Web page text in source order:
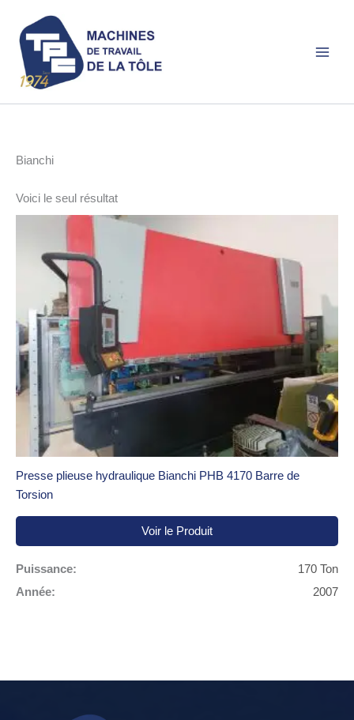
contenu
Bianchi
Voici le seul résultat
Presse plieuse hydraulique Bianchi PHB 4170 Barre de
Torsion
Voir le Produit
Puissance:
170 Ton
Année:
2007